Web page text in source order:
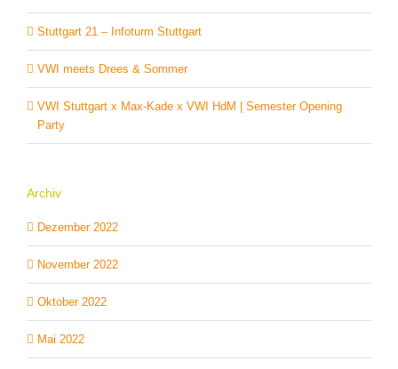
Stuttgart 21 – Infoturm Stuttgart
VWI meets Drees & Sommer
VWI Stuttgart x Max-Kade x VWI HdM | Semester Opening
Party
Archiv
Dezember 2022
November 2022
Oktober 2022
Mai 2022